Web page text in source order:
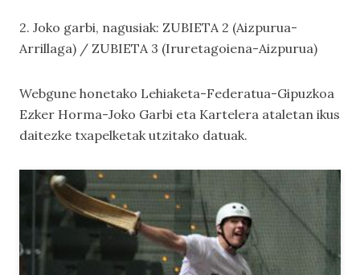
2. Joko garbi, nagusiak: ZUBIETA 2 (Aizpurua-
Arrillaga) / ZUBIETA 3 (Iruretagoiena-Aizpurua)
Webgune honetako Lehiaketa-Federatua-Gipuzkoa
Ezker Horma-Joko Garbi eta Kartelera ataletan ikus
daitezke txapelketak utzitako datuak.